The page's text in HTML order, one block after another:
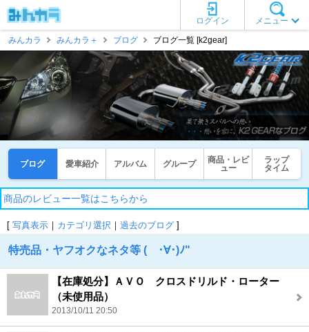
メニュー
ログイン
みんカラ
みんカラ＋ ブログ ブログ一覧 [k2gear]
ブログ 愛車紹介 アルバム グループ
商品・レビ
ュー
ラップ
タイム
商品のレビュー一覧はこちらから
[ 写真表示 ｜ カテゴリ選択 ｜ 過去のブログ ]
特売品・ヤフオクなネタ等 ( ･∀･)ﾉ"
【在庫処分】ＡＶＯ クロスドリルド・ローター
（未使用品）
2013/10/11 20:50